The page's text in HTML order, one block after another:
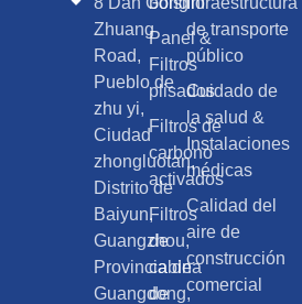
Panel &
Filtros
plisados
Filtros de
carbono
activados
Filtros
de
cabina
de
de transporte
público
Cuidado de
la salud &
Instalaciones
médicas
Calidad del
aire de
construcción
comercial
Zhuang
Road,
Pueblo de
zhu yi,
Ciudad
zhongluotan,
Distrito de
Baiyun,
Guangzhou,
Provincia de
Guangdong,